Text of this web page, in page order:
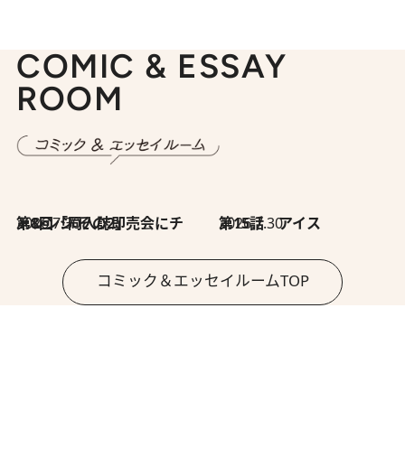
COMIC & ESSAY
ROOM
2026.7.30
第8回「同人誌即売会にチャレンジ その2」 2026.7.30
第15話 アイス
コミック＆エッセイルームTOP